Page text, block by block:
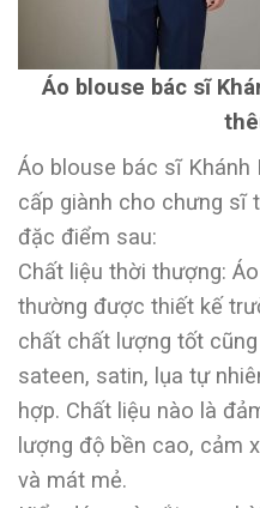
Áo blouse bác sĩ
Áo blouse bác sĩ
cấp giành cho chưng sĩ
đặc điểm sau:
Chất liệu thời thượng:
thường được thiết kế
chất chất lượng tốt
sateen, satin, lụa tự
hợp. Chất liệu nào là
lượng độ bền cao, cảm
và mát mẻ.